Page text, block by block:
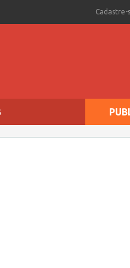
Cadastre-